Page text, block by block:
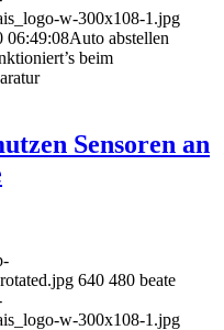
w-300x108-1.jpg
06:49:08Auto abstellen
beim
Sensoren an
640 480 beate
w-300x108-1.jpg